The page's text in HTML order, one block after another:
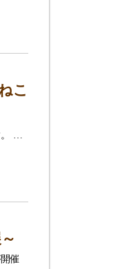
こ
…
催